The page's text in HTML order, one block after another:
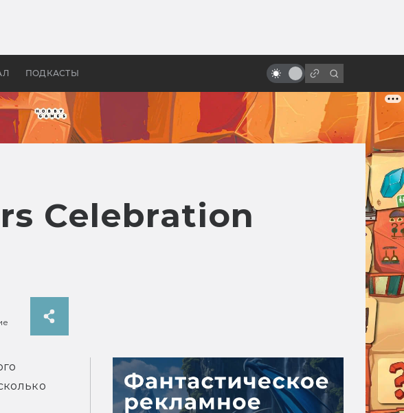
ПОДКАСТЫ
колец»
комедию
Celebration